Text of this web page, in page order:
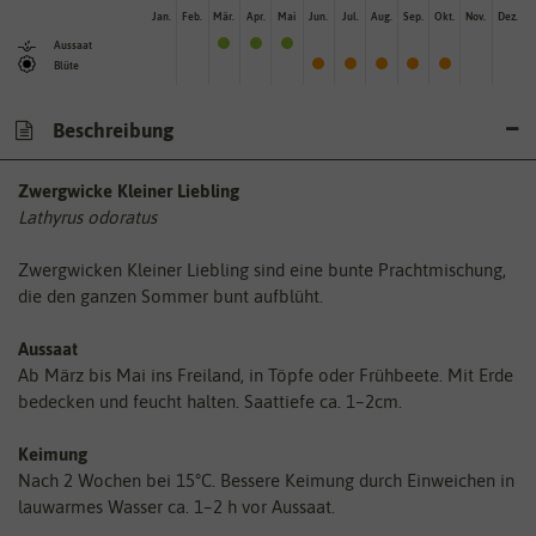
Aussaat
Blüte
Jan. Feb. Mär. Apr. Mai Jun. Jul. Aug. Sep. Okt. Nov. Dez.
Beschreibung
Zwergwicke Kleiner Liebling
Lathyrus odoratus
Zwergwicken Kleiner Liebling sind eine bunte Prachtmischung,
die den ganzen Sommer bunt aufblüht.
Aussaat
Ab März bis Mai ins Freiland, in Töpfe oder Frühbeete. Mit Erde
bedecken und feucht halten. Saattiefe ca. 1–2cm.
Keimung
Nach 2 Wochen bei 15°C. Bessere Keimung durch Einweichen in
lauwarmes Wasser ca. 1–2 h vor Aussaat.